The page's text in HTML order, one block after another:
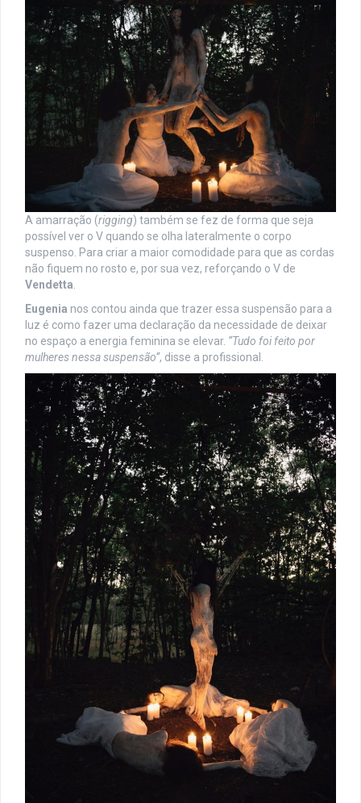
A amarração (rigging) também se fez de forma que seja
possível ver o V quando se olha lateralmente o corpo
suspenso. Para criar a maior comodidade para que as cordas
não fiquem no rosto e, por sua vez, reforçando o V de
Vendetta.
Eugenia nos contou ainda que trazer essa suspensão para a
luz é como fazer uma declaração da necessidade de deixar
no espaço a energia feminina se elevar. “Tudo foi feito por
mulheres nessa suspensão”, disse a profissional.